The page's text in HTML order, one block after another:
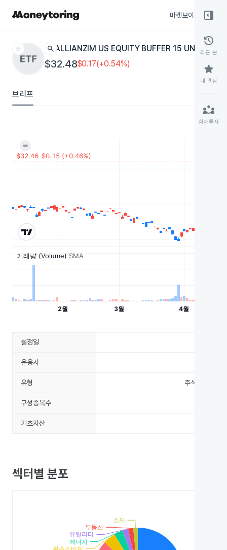
마켓보이스
star search ALLIANZIM US EQUITY BUFFER 15
$32.48$0.17(+0.54%)
브리프
right_panel_open
history
최근 본
star
내 관심
partner_exchange
함께투자